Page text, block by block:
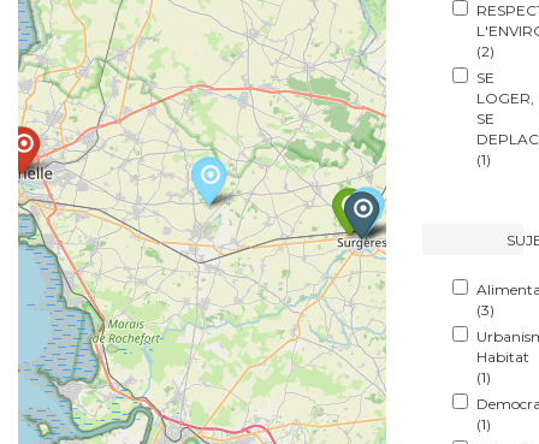
(2)
SE
LOGER,
SE
(1)
(3)
Habitat
(1)
(1)